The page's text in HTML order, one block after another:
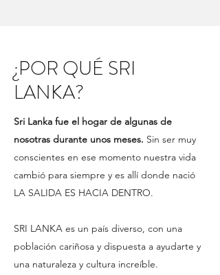
¿POR QUÉ SRI
LANKA?
Sri Lanka fue el hogar de algunas de
nosotras durante unos meses. Sin ser muy
conscientes en ese momento nuestra vida
cambió para siempre y es allí donde nació
LA SALIDA ES HACIA DENTRO.
SRI LANKA es un país diverso, con una
población cariñosa y dispuesta a ayudarte y
una naturaleza y cultura increíble.